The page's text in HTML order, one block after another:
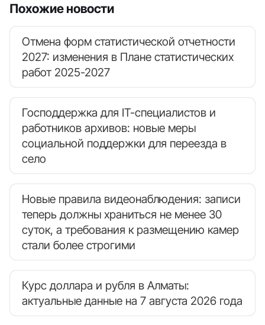
Похожие новости
Отмена форм статистической отчетности
2027: изменения в Плане статистических
работ 2025-2027
Господдержка для IT-специалистов и
работников архивов: новые меры
социальной поддержки для переезда в
село
Новые правила видеонаблюдения: записи
теперь должны храниться не менее 30
суток, а требования к размещению камер
стали более строгими
Курс доллара и рубля в Алматы:
актуальные данные на 7 августа 2026 года